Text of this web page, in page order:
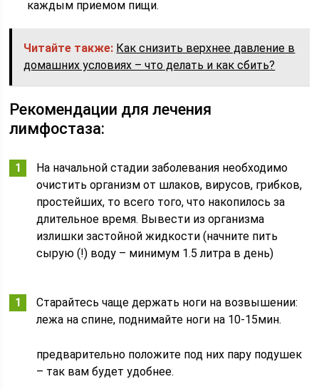
каждым приемом пищи.
Читайте также: Как снизить верхнее давление в
домашних условиях – что делать и как сбить?
Рекомендации для лечения
лимфостаза:
На начальной стадии заболевания необходимо
очистить организм от шлаков, вирусов, грибков,
простейших, то всего того, что накопилось за
длительное время. Вывести из организма
излишки застойной жидкости (начните пить
сырую (!) воду – минимум 1.5 литра в день)
Старайтесь чаще держать ноги на возвышении:
лежа на спине, поднимайте ноги на 10-15мин.
предварительно положите под них пару подушек
– так вам будет удобнее.